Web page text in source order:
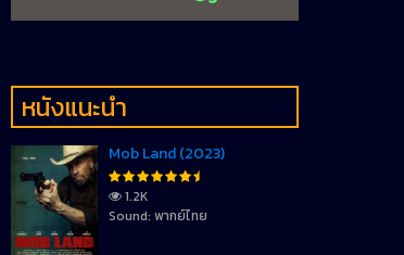
หนังแนะนำ
Mob Land (2023)
1.2K
Sound: พากย์ไทย